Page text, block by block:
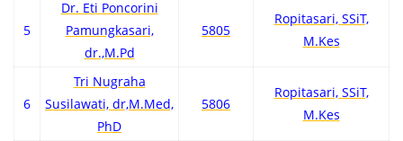
5
Dr. Eti Poncorini
Pamungkasari,
dr.,M.Pd
5805
Ropitasari, SSiT,
M.Kes
6
Tri Nugraha
Susilawati, dr,M.Med,
PhD
5806
Ropitasari, SSiT,
M.Kes